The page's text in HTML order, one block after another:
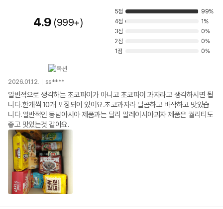
4.9 999+
5점
99%
4점
1%
3점
0%
2점
0%
1점
0%
2026.01.12. ss****
알빈적으로 생각하는 초코파이가 아니고 초코파이 과자라고 생각하시면 됩
니다.한개씩 10개 포장되어 있어요.초코과자라 달콤하고 바삭하고 맛있습
니다.일반적인 동남아시아 제품과는 달리 말레이시아괴자 제품은 퀄리티도
좋고 맛있는것 같아요.